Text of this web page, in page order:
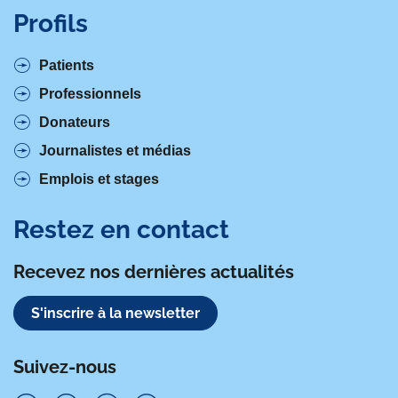
Profils
Patients
Professionnels
Donateurs
Journalistes et médias
Emplois et stages
Restez en contact
Recevez nos dernières actualités
S'inscrire à la newsletter
Suivez-nous